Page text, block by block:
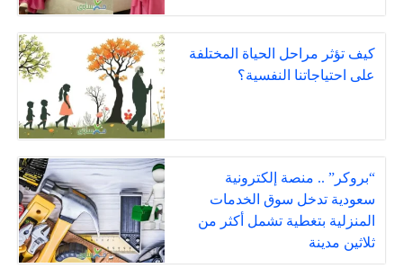
كيف تؤثر مراحل الحياة المختلفة
على احتياجاتنا النفسية؟
“بروكر” .. منصة إلكترونية
سعودية تدخل سوق الخدمات
المنزلية بتغطية تشمل أكثر من
ثلاثين مدينة